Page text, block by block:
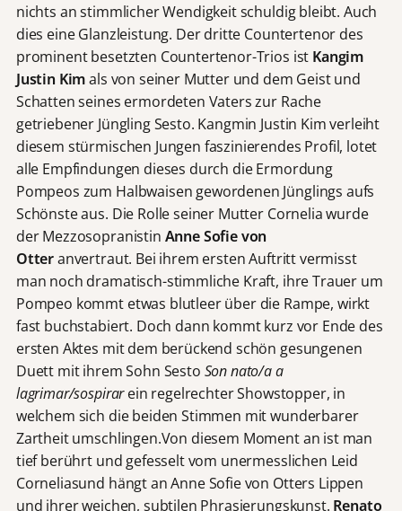
nichts an stimmlicher Wendigkeit schuldig bleibt. Auch
dies eine Glanzleistung. Der dritte Countertenor des
prominent besetzten Countertenor-Trios ist Kangim
Justin Kimals von seiner Mutter und dem Geist und
Schatten seines ermordeten Vaters zur Rache
getriebener Jüngling Sesto. Kangmin Justin Kim verleiht
diesem stürmischen Jungen faszinierendes Profil, lotet
alle Empfindungen dieses durch die Ermordung
Pompeos zum Halbwaisen gewordenen Jünglings aufs
Schönste aus. Die Rolle seiner Mutter Cornelia wurde
der Mezzosopranistin Anne Sofie von
Otteranvertraut. Bei ihrem ersten Auftritt vermisst
man noch dramatisch-stimmliche Kraft, ihre Trauer um
Pompeo kommt etwas blutleer über die Rampe, wirkt
fast buchstabiert. Doch dann kommt kurz vor Ende des
ersten Aktes mit dem berückend schön gesungenen
Duett mit ihrem Sohn Sesto Son nato/a a
lagrimar/sospirarein regelrechter Showstopper, in
welchem sich die beiden Stimmen mit wunderbarer
Zartheit umschlingen.Von diesem Moment an ist man
tief berührt und gefesselt vom unermesslichen Leid
Corneliasund hängt an Anne Sofie von Otters Lippen
und ihrer weichen, subtilen Phrasierungskunst. Renato